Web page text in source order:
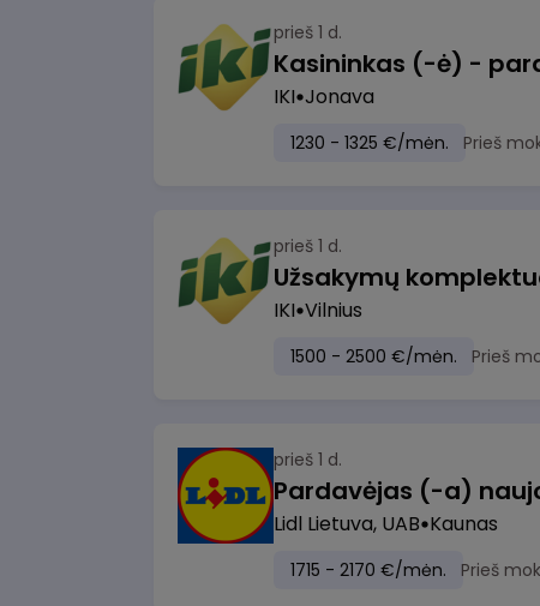
prieš 1 d.
IKI Jonava
1230 - 1325 €/mėn. Prieš
prieš 1 d.
IKI Vilnius
1500 - 2500 €/mėn. Prieš
prieš 1 d.
Lidl Lietuva, UAB Kaunas
1715 - 2170 €/mėn. Prieš